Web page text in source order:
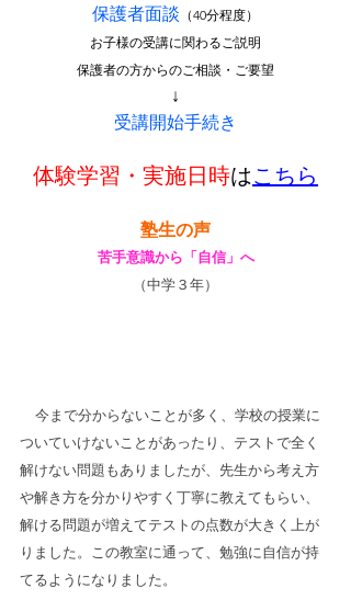
保護者面談 （40分程度）
お子様の受講に関わるご説明
保護者の方からのご相談・ご要望
↓
受講開始手続き
体験学習・実施日時はこちら
塾生の声
苦手意識から「自信」へ
（中学３年）
今まで分からないことが多く、学校の授業に
ついていけないことがあったり、テストで全く
解けない問題もありましたが、先生から考え方
や解き方を分かりやすく丁寧に教えてもらい、
解ける問題が増えてテストの点数が大きく上が
りました。この教室に通って、勉強に自信が持
てるようになりました。